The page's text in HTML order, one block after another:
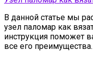
В данной статье мы
узел паломар как
инструкция поможет
все его